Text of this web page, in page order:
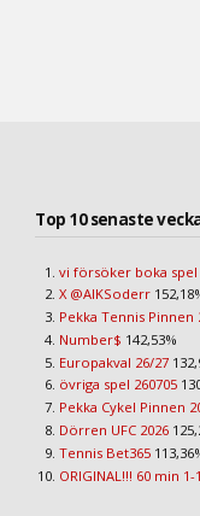
Top 10 senaste
vi försöker boka spel
X @AIKSoderr
Pekka Tennis Pinnen
Number$ 142,53%
Europakval 26/27
övriga spel 260705
Pekka Cykel Pinnen
Dörren UFC 2026
Tennis Bet365
ORIGINAL!!! 60 min 1-